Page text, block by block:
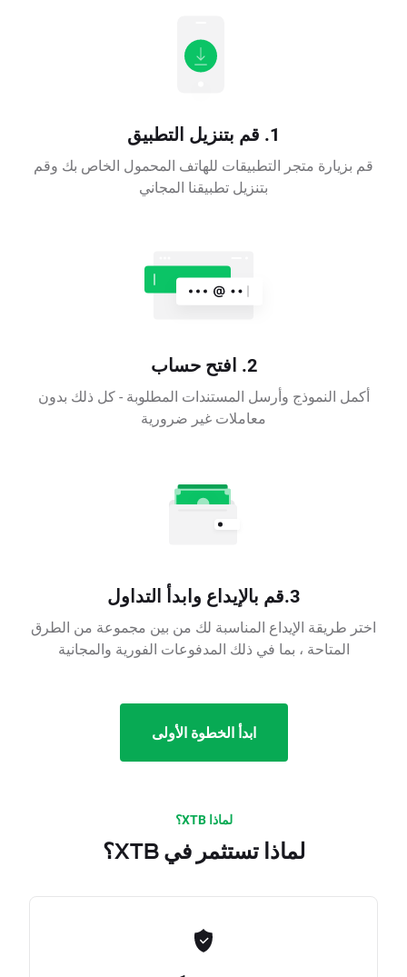
1. قم بتنزيل التطبيق
قم بزيارة متجر التطبيقات للهاتف المحمول الخاص بك وقم
بتنزيل تطبيقنا المجاني
2. افتح حساب
أكمل النموذج وأرسل المستندات المطلوبة - كل ذلك بدون
معاملات غير ضرورية
3.قم بالإيداع وابدأ التداول
اختر طريقة الإيداع المناسبة لك من بين مجموعة من الطرق
المتاحة ، بما في ذلك المدفوعات الفورية والمجانية
ابدأ الخطوة الأولى
لماذا XTB؟
لماذا تستثمر في XTB؟